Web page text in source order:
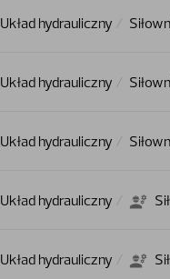
Układ hydrauliczny
Układ hydrauliczny
Układ hydrauliczny
Układ hydrauliczny
Układ hydrauliczny